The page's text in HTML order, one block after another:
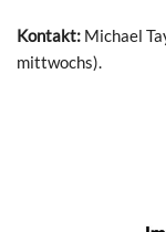
Kontakt: Michael
mittwochs).